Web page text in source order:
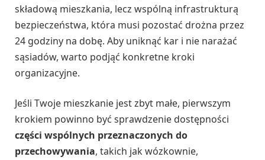
składową mieszkania, lecz wspólną infrastrukturą
bezpieczeństwa, która musi pozostać drożna przez
24 godziny na dobę. Aby uniknąć kar i nie narażać
sąsiadów, warto podjąć konkretne kroki
organizacyjne.
Jeśli Twoje mieszkanie jest zbyt małe, pierwszym
krokiem powinno być sprawdzenie dostępności
części wspólnych przeznaczonych do
przechowywania, takich jak wózkownie,